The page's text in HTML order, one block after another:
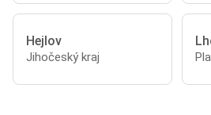
Hejlov
Jihočeský kraj